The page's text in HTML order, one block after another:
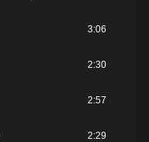
3:06
2:30
2:57
2:29